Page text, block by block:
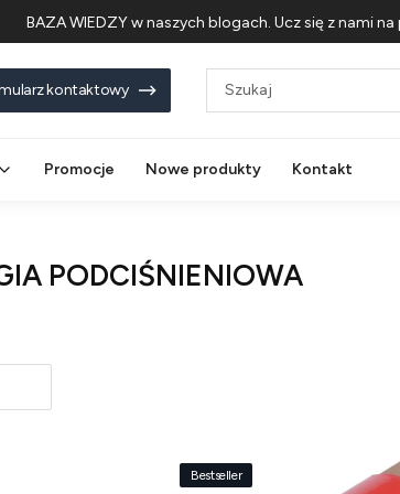
BAZA WIEDZY w naszych blogach. Ucz się z nami na
kontaktowy
Promocje Nowe produkty Kontakt
PODCIŚNIENIOWA
Bestseller